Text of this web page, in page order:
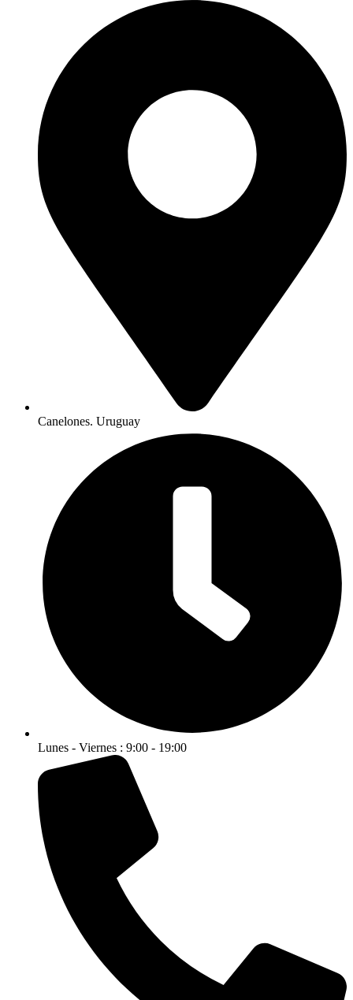
Canelones. Uruguay
Lunes - Viernes : 9:00 - 19:00